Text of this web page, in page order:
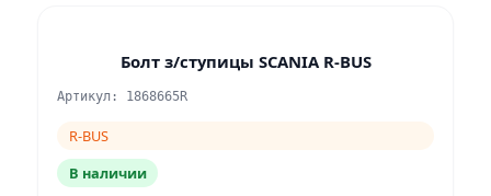
Болт з/ступицы SCANIA R-BUS
Артикул: 1868665R
R-BUS
В наличии